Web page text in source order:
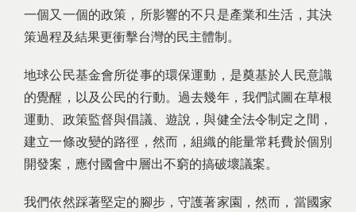
一個又一個的政策，所影響的不只是產業和生活，其決
策過程及結果更衝擊台灣的民主體制。
地球公民基金會所從事的環保運動，是奠基於人民意識
的覺醒，以及公民的行動。過去幾年，我們試圖在草根
運動、政策監督與倡議、遊說，與健全法令制定之間，
建立一條改變的路徑，然而，組織的能量常耗費於個別
開發案，應付國會中層出不窮的搞破壞議案。
我們依然踩著堅定的腳步，守護著家園，然而，當國家